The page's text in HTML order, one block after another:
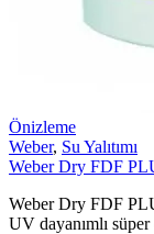
Önizleme
Weber, Su Yalıtımı
Weber Dry FDF
Weber Dry FDF
UV dayanımlı süper